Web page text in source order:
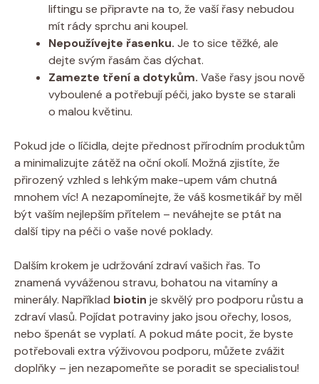
liftingu se připravte na to, že vaší řasy nebudou
mít rády sprchu ani koupel.
Nepoužívejte řasenku. Je to sice těžké, ale
dejte svým řasám čas dýchat.
Zamezte tření a dotykům. Vaše řasy jsou nově
vyboulené a potřebují péči, jako byste se starali
o malou květinu.
Pokud jde o líčidla, dejte přednost přírodním produktům
a minimalizujte zátěž na oční okolí. Možná zjistíte, že
přirozený vzhled s lehkým make-upem vám chutná
mnohem víc! A nezapomínejte, že váš kosmetikář by měl
být vaším nejlepším přítelem – neváhejte se ptát na
další tipy na péči o vaše nové poklady.
Dalším krokem je udržování zdraví vašich řas. To
znamená vyváženou stravu, bohatou na vitamíny a
minerály. Například biotin je skvělý pro podporu růstu a
zdraví vlasů. Pojídat potraviny jako jsou ořechy, losos,
nebo špenát se vyplatí. A pokud máte pocit, že byste
potřebovali extra výživovou podporu, můžete zvážit
doplňky – jen nezapomeňte se poradit se specialistou!